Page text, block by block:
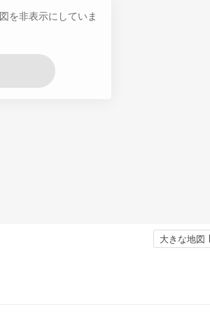
を非表示にしていま
大きな地図